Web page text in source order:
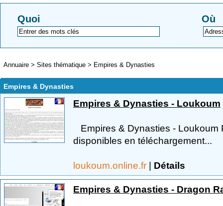
Quoi Où
Annuaire > Sites thématique > Empires & Dynasties
Empires & Dynasties
Empires & Dynasties - Loukoum
Empires & Dynasties - Loukoum
disponibles en téléchargement...
loukoum.online.fr | Détails
Empires & Dynasties - Dragon